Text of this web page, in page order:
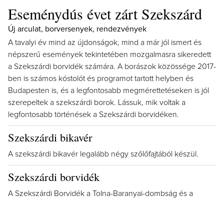
Eseménydús évet zárt Szekszárd
Új arculat, borversenyek, rendezvények
A tavalyi év mind az újdonságok, mind a már jól ismert és
népszerű események tekintetében mozgalmasra sikeredett
a Szekszárdi borvidék számára. A borászok közössége 2017-
ben is számos kóstolót és programot tartott helyben és
Budapesten is, és a legfontosabb megmérettetéseken is jól
szerepeltek a szekszárdi borok. Lássuk, mik voltak a
legfontosabb történések a Szekszárdi borvidéken.
Szekszárdi bikavér
A szekszárdi bikavér legalább négy szőlőfajtából készül.
Szekszárdi borvidék
A Szekszárdi Borvidék a Tolna-Baranyai-dombság és a